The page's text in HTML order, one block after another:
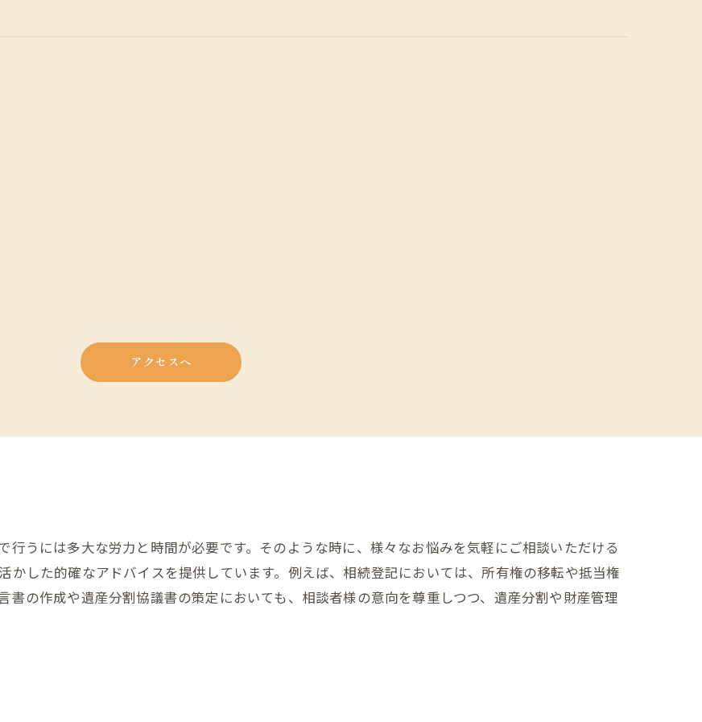
アクセスへ
行うには多大な労力と時間が必要です。そのような時に、様々なお悩みを気軽にご相談いただける
かした的確なアドバイスを提供しています。例えば、相続登記においては、所有権の移転や抵当権
書の作成や遺産分割協議書の策定においても、相談者様の意向を尊重しつつ、遺産分割や財産管理